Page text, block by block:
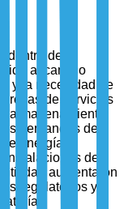
de la
al cambio
y la necesidad de
de servicios
almacenamiento
demandas de
energía
instalaciones de
aumentaron
regulatorios y